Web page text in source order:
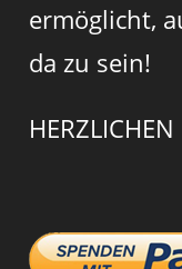
ermöglicht,
da zu sein!